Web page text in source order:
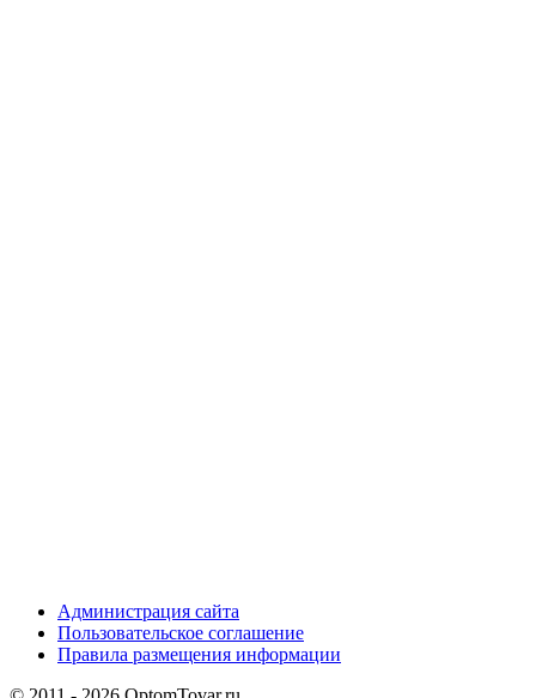
Администрация сайта
Пользовательское соглашение
Правила размещения информации